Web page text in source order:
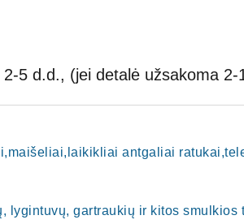
5 d.d., (jei detalė užsakoma 2-
antgaliai
lygintuvų, gartraukių ir kitos smulkios